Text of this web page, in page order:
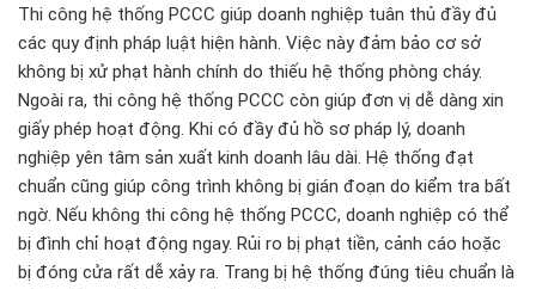
Thi công hệ thống PCCC giúp doanh nghiệp tuân thủ đầy đủ
các quy định pháp luật hiện hành. Việc này đảm bảo cơ sở
không bị xử phạt hành chính do thiếu hệ thống phòng cháy.
Ngoài ra, thi công hệ thống PCCC còn giúp đơn vị dễ dàng xin
giấy phép hoạt động. Khi có đầy đủ hồ sơ pháp lý, doanh
nghiệp yên tâm sản xuất kinh doanh lâu dài. Hệ thống đạt
chuẩn cũng giúp công trình không bị gián đoạn do kiểm tra bất
ngờ. Nếu không thi công hệ thống PCCC, doanh nghiệp có thể
bị đình chỉ hoạt động ngay. Rủi ro bị phạt tiền, cảnh cáo hoặc
bị đóng cửa rất dễ xảy ra. Trang bị hệ thống đúng tiêu chuẩn là